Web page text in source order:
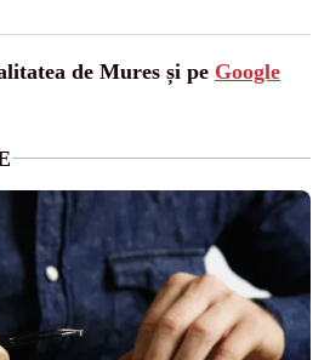
de Mures și pe Google